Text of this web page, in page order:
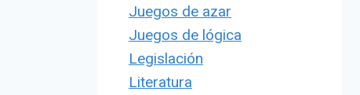
Juegos de azar
Juegos de lógica
Legislación
Literatura